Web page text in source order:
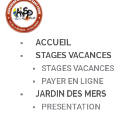
ACCUEIL
STAGES VACANCES
STAGES VACANCES
PAYER EN LIGNE
JARDIN DES MERS
PRESENTATION